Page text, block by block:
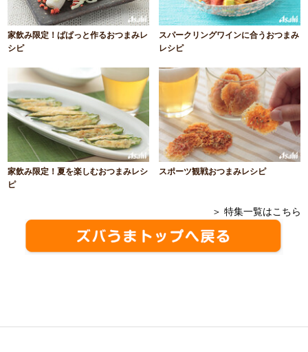
家飲み限定！ぱぱっと作るおつまみレ
シピ
スパークリングワインに合うおつまみ
レシピ
家飲み限定！夏を楽しむおつまみレシ
ピ
スポーツ観戦おつまみレシピ
＞ 特集一覧はこちら